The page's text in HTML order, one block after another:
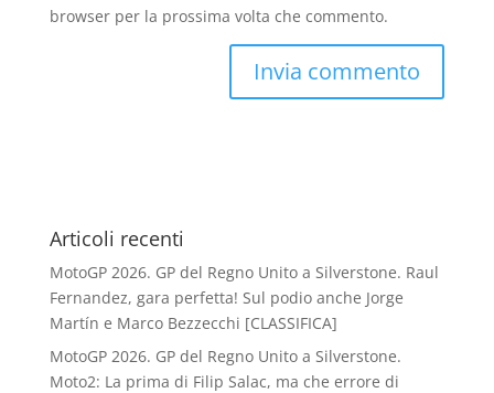
browser per la prossima volta che commento.
Articoli recenti
MotoGP 2026. GP del Regno Unito a Silverstone. Raul
Fernandez, gara perfetta! Sul podio anche Jorge
Martín e Marco Bezzecchi [CLASSIFICA]
MotoGP 2026. GP del Regno Unito a Silverstone.
Moto2: La prima di Filip Salac, ma che errore di